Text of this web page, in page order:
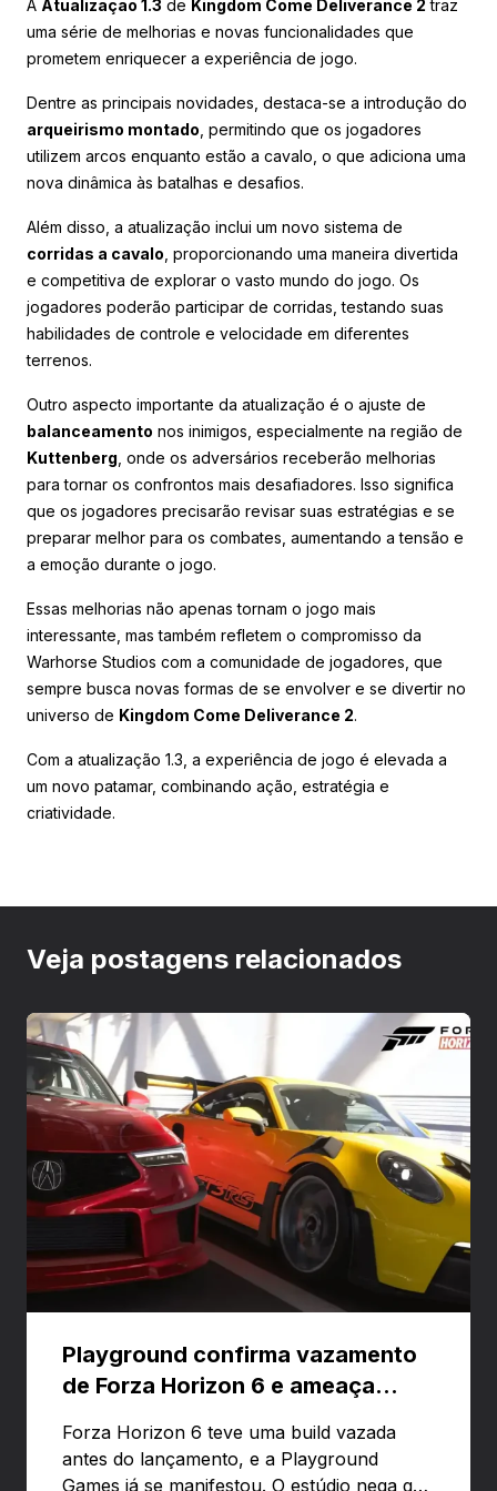
A Atualização 1.3 de Kingdom Come Deliverance 2 traz
uma série de melhorias e novas funcionalidades que
prometem enriquecer a experiência de jogo.
Dentre as principais novidades, destaca-se a introdução do
arqueirismo montado , permitindo que os jogadores
utilizem arcos enquanto estão a cavalo, o que adiciona uma
nova dinâmica às batalhas e desafios.
Além disso, a atualização inclui um novo sistema de
corridas a cavalo , proporcionando uma maneira divertida
e competitiva de explorar o vasto mundo do jogo. Os
jogadores poderão participar de corridas, testando suas
habilidades de controle e velocidade em diferentes
terrenos.
Outro aspecto importante da atualização é o ajuste de
balanceamento nos inimigos, especialmente na região de
Kuttenberg , onde os adversários receberão melhorias
para tornar os confrontos mais desafiadores. Isso significa
que os jogadores precisarão revisar suas estratégias e se
preparar melhor para os combates, aumentando a tensão e
a emoção durante o jogo.
Essas melhorias não apenas tornam o jogo mais
interessante, mas também refletem o compromisso da
Warhorse Studios com a comunidade de jogadores, que
sempre busca novas formas de se envolver e se divertir no
universo de Kingdom Come Deliverance 2.
Com a atualização 1.3, a experiência de jogo é elevada a
um novo patamar, combinando ação, estratégia e
criatividade.
Veja postagens relacionados
Playground confirma vazamento
de Forza Horizon 6 e ameaça
Forza Horizon 6 teve uma build vazada
antes do lançamento, e a Playground
Games já se manifestou. O estúdio nega que